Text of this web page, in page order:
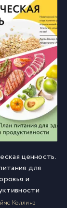
ценность.
для
и
Коллинз